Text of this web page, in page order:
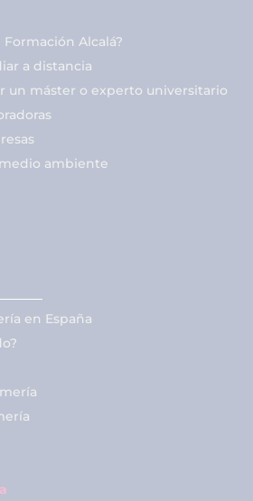
Alcalá?
a distancia
un máster o experto universitario
ambiente
en España